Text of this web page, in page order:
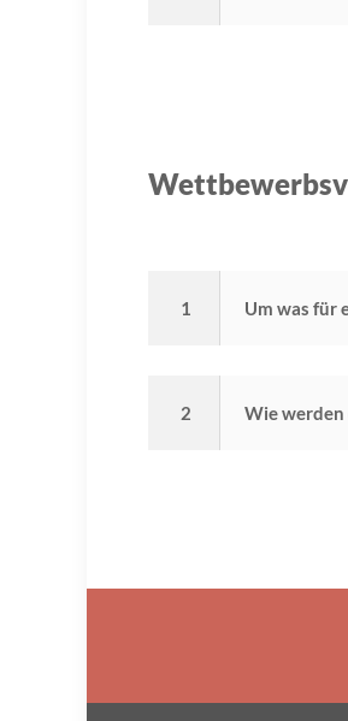
1 Um was für
2 Wie